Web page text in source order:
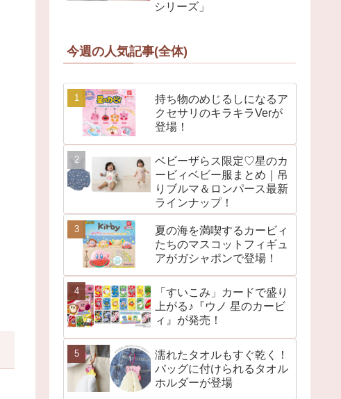
シリーズ」
今週の人気記事(全体)
持ち物のめじるしになるア
クセサリのキラキラVerが
登場！
ベビーザらス限定♡星のカ
ービィベビー服まとめ｜吊
りブルマ＆ロンパース最新
ラインナップ！
夏の海を満喫するカービィ
たちのマスコットフィギュ
アがガシャポンで登場！
「すいこみ」カードで盛り
上がる♪『ウノ 星のカービ
ィ』が発売！
濡れたタオルもすぐ乾く！
バッグに付けられるタオル
ホルダーが登場